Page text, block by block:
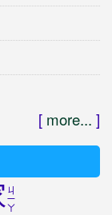
[ more... ]
ㄐ
ㄧ
ㄚ